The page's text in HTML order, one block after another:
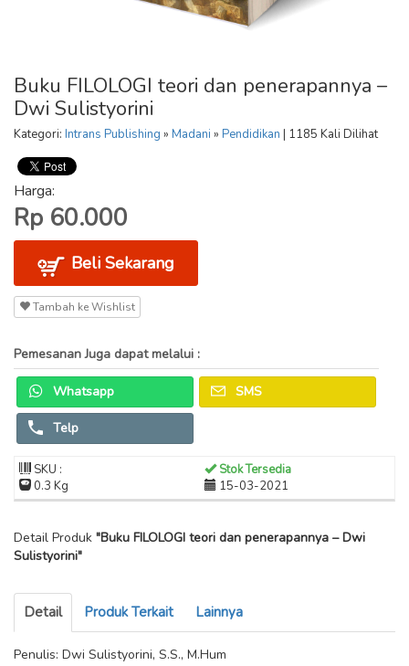
Buku FILOLOGI teori dan penerapannya –
Dwi Sulistyorini
Kategori: Intrans Publishing » Madani » Pendidikan | 1185 Kali Dilihat
Harga:
Rp 60.000
Beli Sekarang
Tambah ke Wishlist
Pemesanan Juga dapat melalui :
Whatsapp SMS
Telp
SKU :
Stok Tersedia
0.3 Kg
15-03-2021
Detail Produk "Buku FILOLOGI teori dan penerapannya – Dwi
Sulistyorini"
Detail Produk Terkait Lainnya
Penulis: Dwi Sulistyorini, S.S., M.Hum